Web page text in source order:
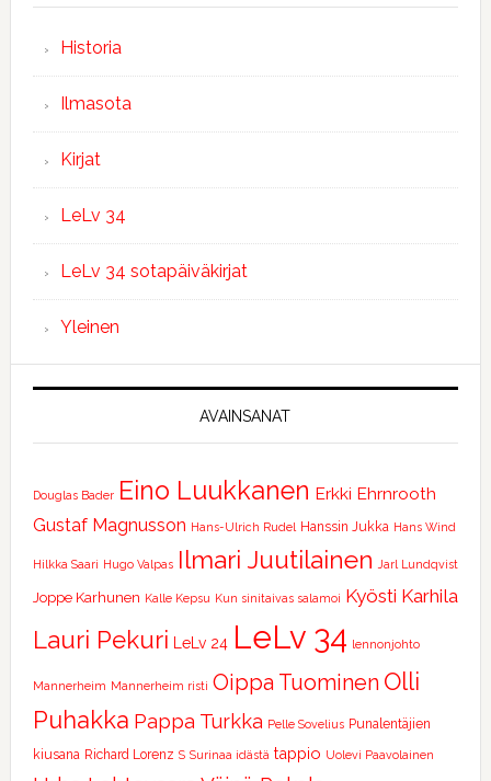
Historia
Ilmasota
Kirjat
LeLv 34
LeLv 34 sotapäiväkirjat
Yleinen
AVAINSANAT
Douglas Bader Eino Luukkanen Erkki Ehrnrooth
Gustaf Magnusson Hans-Ulrich Rudel Hanssin Jukka Hans Wind
Hilkka Saari Hugo Valpas Ilmari Juutilainen Jarl Lundqvist
Joppe Karhunen Kalle Kepsu Kun sinitaivas salamoi Kyösti Karhila
Lauri Pekuri LeLv 24 LeLv 34 lennonjohto
Mannerheim Mannerheim risti Oippa Tuominen Olli
Puhakka Pappa Turkka Pelle Sovelius Punalentäjien
kiusana Richard Lorenz S Surinaa idästä tappio Uolevi Paavolainen